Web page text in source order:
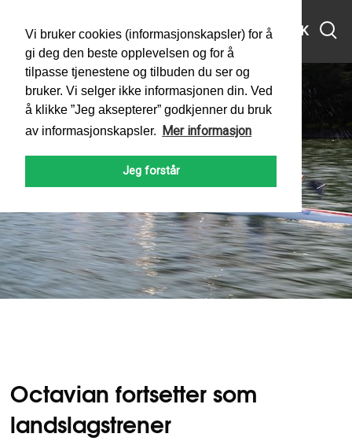
Vi bruker cookies (informasjonskapsler) for å
gi deg den beste opplevelsen og for å
tilpasse tjenestene og tilbuden du ser og
bruker. Vi selger ikke informasjonen din. Ved
å klikke ”Jeg aksepterer” godkjenner du bruk
av informasjonskapsler.
Mer informasjon
Jeg forstår
MENY SØK
Octavian fortsetter som
landslagstrener